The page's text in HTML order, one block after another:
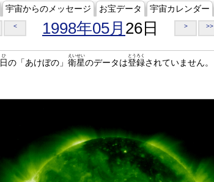
宇宙からのメッセージ お宝データ 宇宙カレンダー
< 1998年05月 26日 > >>
日
ひ
の「あけぼの」 衛星
えいせい
のデータは登録
とうろく
されていません。